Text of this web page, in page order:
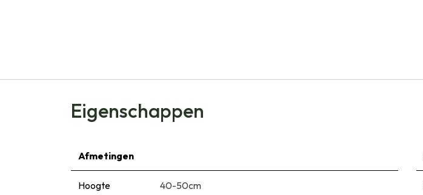
Eigenschappen
Afmetingen
Hoogte 40-50cm